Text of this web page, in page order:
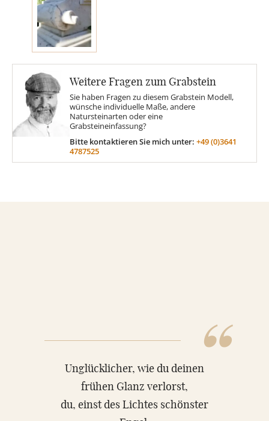
Sonne
Findling
RATGEBER
Weitere Fragen zum Grabstein
Sie haben Fragen zu diesem Grabstein Modell,
wünsche individuelle Maße, andere
Natursteinarten oder eine
Grabsteineinfassung?
Bitte kontaktieren Sie mich unter: +49 (0)3641
4787525
“
Unglücklicher, wie du deinen
frühen Glanz verlorst,
du, einst des Lichtes schönster